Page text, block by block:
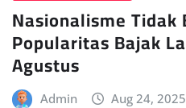
Nasionalisme
Popularitas Bajak
Agustus
Admin Aug 24, 2025